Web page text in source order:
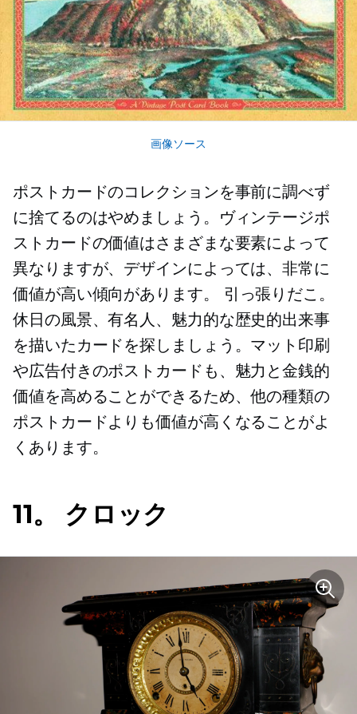
画像ソース
ポストカードのコレクションを事前に調べず
に捨てるのはやめましょう。ヴィンテージポ
ストカードの価値はさまざまな要素によって
異なりますが、デザインによっては、非常に
価値が高い傾向があります。 引っ張りだこ。
休日の風景、有名人、魅力的な歴史的出来事
を描いたカードを探しましょう。マット印刷
や広告付きのポストカードも、魅力と金銭的
価値を高めることができるため、他の種類の
ポストカードよりも価値が高くなることがよ
くあります。
11。 クロック